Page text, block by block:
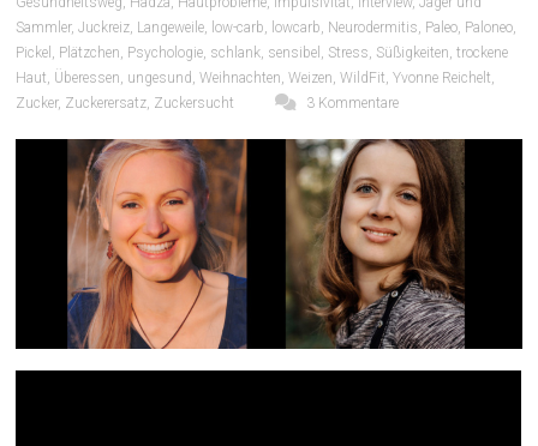
Sammler,Juckreiz Langeweile low-carb lowcarb Neurodermitis Paleo Paloneo
Pickel
Plätzchen Psychologie schlank sensibel Stress Süßigkeiten ,trockene
Haut Überessen ungesund ,Weihnachten ,Weizen ,WildFit ,Yvonne Reichelt
Zucker, Zuckerersatz Zuckersucht 3 Kommentare